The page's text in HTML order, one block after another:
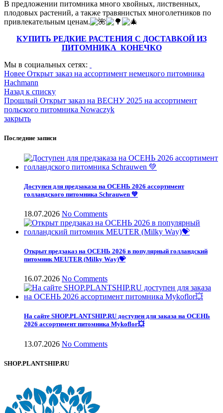
В предложении питомника много хвойных, лиственных,
плодовых растений, а также травянистых многолетников по
привлекательным ценам.
КУПИТЬ РЕДКИЕ РАСТЕНИЯ С ДОСТАВКОЙ ИЗ
ПИТОМНИКА КОНЕЧКО
Мы в социальных сетях:
Новее Открыт заказ на ассортимент немецкого питомника
Hachmann
Назад к списку
Прошлый Открыт заказ на ВЕСНУ 2025 на ассортимент
польского питомника Nowaczyk
закрыть
Последние записи
Доступен для предзаказа на ОСЕНЬ 2026 ассортимент
голландского питомника Schrauwen 💚
18.07.2026 No Comments
Открыт предзаказ на ОСЕНЬ 2026 в популярный голландский
питомник MEUTER (Milky Way)💝
16.07.2026 No Comments
На сайте SHOP.PLANTSHIP.RU доступен для заказа на ОСЕНЬ
2026 ассортимент питомника Mykoflor💥
13.07.2026 No Comments
SHOP.PLANTSHIP.RU